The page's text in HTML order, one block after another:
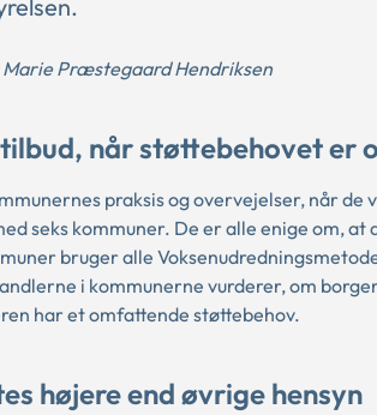
Præstegaard Hendriksen
når støttebehovet er
praksis og overvejelser, når
seks kommuner. De er alle enige om,
bruger alle
i kommunerne vurderer, om
har et omfattende støttebehov.
højere end øvrige hensyn